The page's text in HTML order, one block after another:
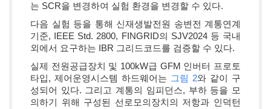
는 SCR을 변경하여 실험 환경을 변경할 수 있다.
다음 실험 등을 통해 신재생발전원 송변전 계통연계
기준, IEEE Std. 2800, FINGRID의 SJV2024 등 국내
외에서 요구하는 IBR 그리드코드를 검증할 수 있다.
실제 전원공급장치 및 100kW급 GFM 인버터 프로토
타입, 제어운영시스템 하드웨어는 그림 2와 같이 구
성되어 있다. 그리고 계통의 임피던스, 부하 등을 모
의하기 위해 구성된 선로모의장치의 저항과 인덕턴